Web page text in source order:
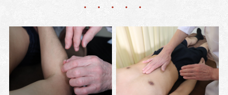
・・・・・